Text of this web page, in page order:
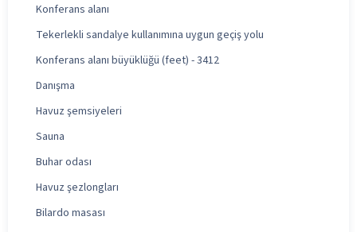
Konferans alanı
Tekerlekli sandalye kullanımına uygun geçiş yolu
Konferans alanı büyüklüğü (feet) - 3412
Danışma
Havuz şemsiyeleri
Sauna
Buhar odası
Havuz şezlongları
Bilardo masası